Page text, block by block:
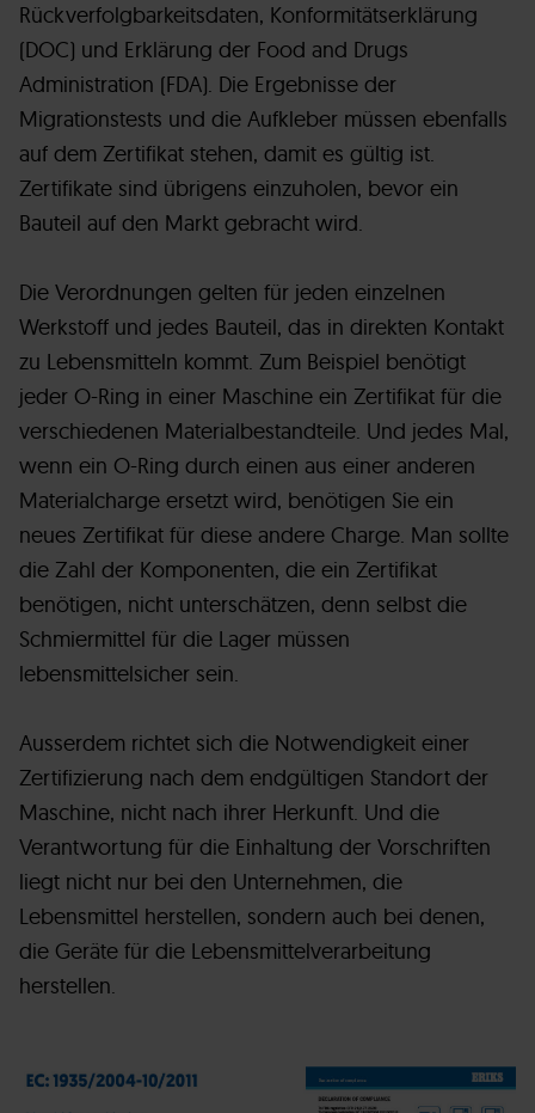
Rückverfolgbarkeitsdaten, Konformitätserklärung
(DOC) und Erklärung der Food and Drugs
Administration (FDA). Die Ergebnisse der
Migrationstests und die Aufkleber müssen ebenfalls
auf dem Zertifikat stehen, damit es gültig ist.
Zertifikate sind übrigens einzuholen, bevor ein
Bauteil auf den Markt gebracht wird.
Die Verordnungen gelten für jeden einzelnen
Werkstoff und jedes Bauteil, das in direkten Kontakt
zu Lebensmitteln kommt. Zum Beispiel benötigt
jeder O-Ring in einer Maschine ein Zertifikat für die
verschiedenen Materialbestandteile. Und jedes Mal,
wenn ein O-Ring durch einen aus einer anderen
Materialcharge ersetzt wird, benötigen Sie ein
neues Zertifikat für diese andere Charge. Man sollte
die Zahl der Komponenten, die ein Zertifikat
benötigen, nicht unterschätzen, denn selbst die
Schmiermittel für die Lager müssen
lebensmittelsicher sein.
Ausserdem richtet sich die Notwendigkeit einer
Zertifizierung nach dem endgültigen Standort der
Maschine, nicht nach ihrer Herkunft. Und die
Verantwortung für die Einhaltung der Vorschriften
liegt nicht nur bei den Unternehmen, die
Lebensmittel herstellen, sondern auch bei denen,
die Geräte für die Lebensmittelverarbeitung
herstellen.